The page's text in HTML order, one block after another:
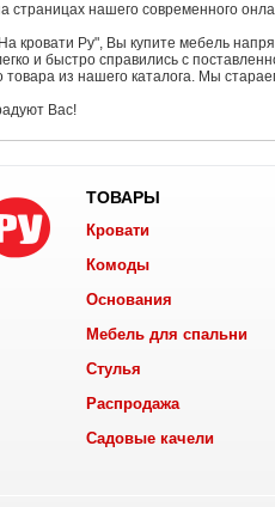
страницах нашего современного
кровати Ру", Вы купите мебель
и быстро справились с
товара из нашего каталога. Мы
Вас!
ТОВАРЫ
Кровати
Комоды
Основания
Мебель для спальни
Стулья
Распродажа
Садовые качели